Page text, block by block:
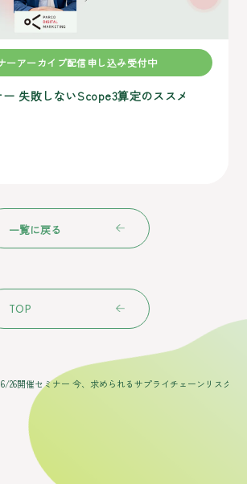
ーアーカイブ配信申し込み受付中
失敗しないScope3算定のススメ
一覧に戻る
TOP
6/26開催セミナー 今、求められるサプライチェーンリスク対